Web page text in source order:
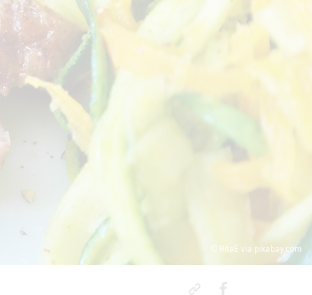
© RitaE via pixabay.com